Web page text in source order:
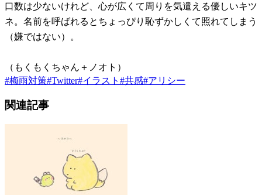
口数は少ないけれど、心が広くて周りを気遣える優しいキツ
ネ。名前を呼ばれるとちょっぴり恥ずかしくて照れてしまう
（嫌ではない）。
（もくもくちゃん＋ノオト）
#梅雨対策#Twitter#イラスト #共感#アリシー
関連記事